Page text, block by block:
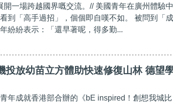
開一場跨越國界嘅交流。// 美國青年在廣州體驗中
到「高手過招」，個個即自嘆不如。 被問到「成
紛紛表示：「還早著呢，得多勤...
投放幼苗立方體助快速修復山林 德望
年成就香港部合辦的《bE inspired！創想我城比